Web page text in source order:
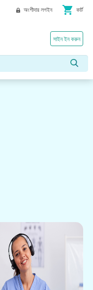
অংশীদার লগইন shopping_cart কার্ট
সাইন ইন করুন